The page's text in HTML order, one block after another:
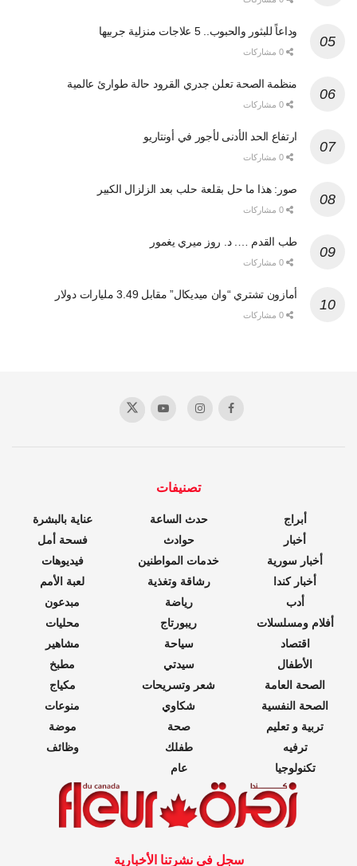
وداعاً للبثور والحبوب.. 5 علاجات منزلية جربيها
منظمة الصحة تعلن جدري القرود حالة طوارئ عالمية
ارتفاع الحد الأدنى لأجور في أونتاريو
صور: هذا ما حل بقلعة حلب بعد الزلزال الكبير
طب القدم …. د. روز ميري يغمور
أمازون تشتري “وان ميديكال” مقابل 3.49 مليارات دولار
تصنيفات
أبراج
أخبار
أخبار سورية
أخبار كندا
أدب
أفلام ومسلسلات
اقتصاد
الأطفال
الصحة العامة
الصحة النفسية
تربية و تعليم
ترفيه
تكنولوجيا
حدث الساعة
حوادث
خدمات المواطنين
رشاقة وتغذية
رياضة
ريبورتاج
سياحة
سيدتي
شعر وتسريحات
شكاوي
صحة
طفلك
عام
عناية بالبشرة
فسحة أمل
فيديوهات
لعبة الأمم
مبدعون
محليات
مشاهير
مطبخ
مكياج
منوعات
موضة
وظائف
سجل في نشرتنا الأخبارية